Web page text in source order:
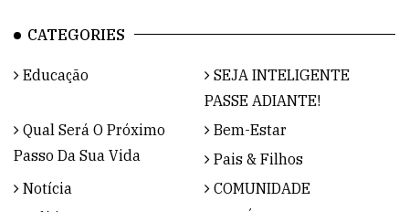
CATEGORIES
Educação
SEJA INTELIGENTE
PASSE ADIANTE!
Qual Será O Próximo
Passo Da Sua Vida
Bem-Estar
Pais & Filhos
Notícia
COMUNIDADE